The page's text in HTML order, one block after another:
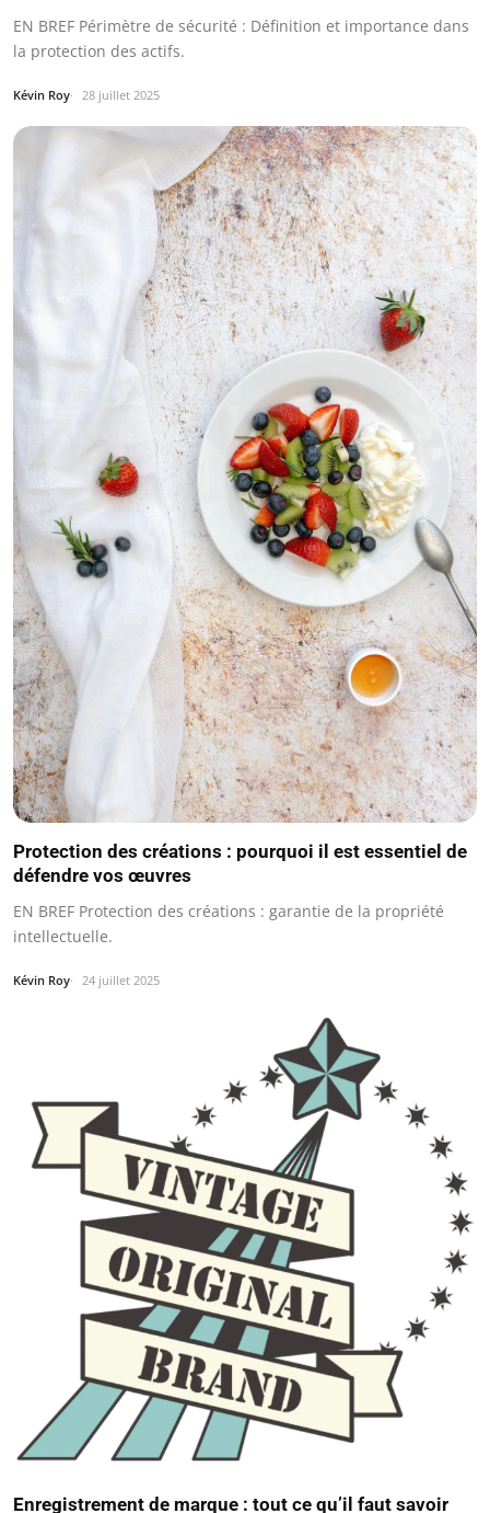
EN BREF Périmètre de sécurité : Définition et importance dans
la protection des actifs.
Kévin Roy 28 juillet 2025
Protection des créations : pourquoi il est essentiel de
défendre vos œuvres
EN BREF Protection des créations : garantie de la propriété
intellectuelle.
Kévin Roy 24 juillet 2025
Enregistrement de marque : tout ce qu’il faut savoir